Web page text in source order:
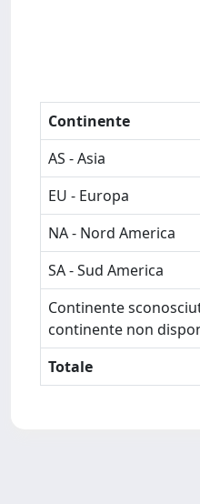
Continente
AS - Asia
EU - Europa
NA - Nord America
SA - Sud America
Continente
continente non
Totale